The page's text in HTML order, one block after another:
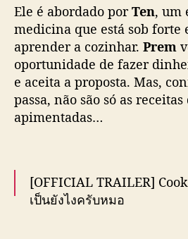
Ele é abordado porTen, um
medicina que está sob forte
aprender a cozinhar. Prem
oportunidade de fazer
e aceita a proposta. Mas,
passa, não são só as
apimentadas…
[OFFICIAL TRAILER]
เป็นยังไงครับหมอ